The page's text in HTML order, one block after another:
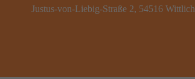
Justus-von-Liebig-Straße 2, 54516 Wittlich